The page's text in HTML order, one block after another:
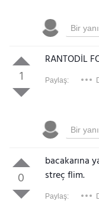
1
RANTODİL
Paylaş:
0
bacakarına
streç flim.
Paylaş: